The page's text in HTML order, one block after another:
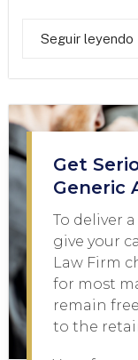
Seguir leyendo
Get
Generic
To deliver
give your
Law Firm
for most
remain
to the